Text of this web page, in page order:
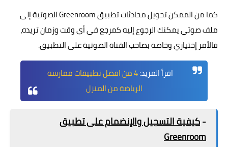
كما من الممكن تحويل محادثات تطبيق Greenroom الصوتية إلى
ملف صوتي يمكنك الرجوع إليه كمرجع في أي وقت وزمان تريده،
فالأمر إختياري وخاصة بصاحب القناة الصوتية على التطبيق.
اقرأ المزيد: 4 من افضل تطبيقات ممارسة
الرياضة من المنزل
-كيفية التسجيل والإنضمام على تطبيق
Greenroom